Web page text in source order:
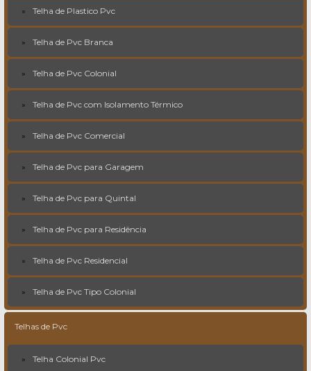
Telha de Plastico Pvc
Telha de Pvc Branca
Telha de Pvc Colonial
Telha de Pvc com Isolamento Térmico
Telha de Pvc Comercial
Telha de Pvc para Garagem
Telha de Pvc para Quintal
Telha de Pvc para Residência
Telha de Pvc Residencial
Telha de Pvc Tipo Colonial
Telhas de Pvc
Telha Colonial Pvc